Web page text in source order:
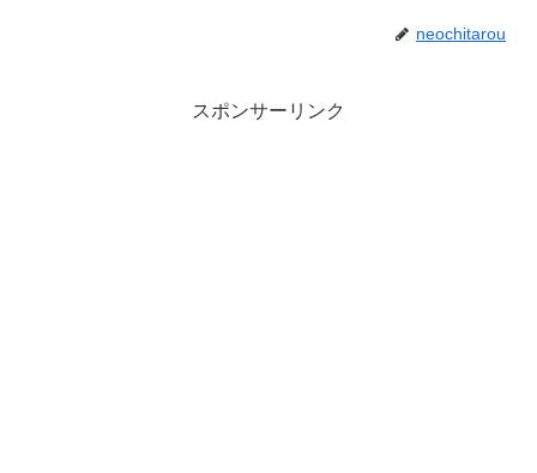
neochitarou
スポンサーリンク